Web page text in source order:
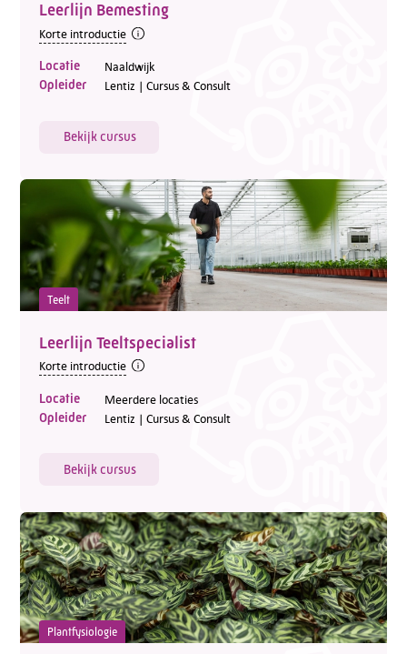
Leerlijn Bemesting
Korte introductie
Locatie Naaldwijk
Opleider Lentiz | Cursus & Consult
Bekijk cursus
Teelt
Leerlijn Teeltspecialist
Korte introductie
Locatie Meerdere locaties
Opleider Lentiz | Cursus & Consult
Bekijk cursus
Plantfysiologie